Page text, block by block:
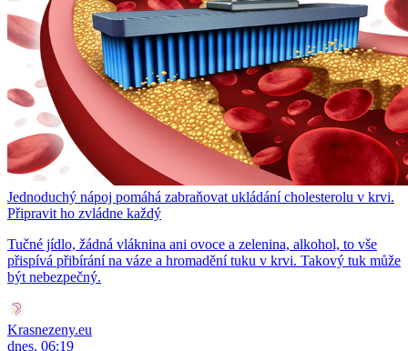
Jednoduchý nápoj pomáhá zabraňovat ukládání cholesterolu v krvi.
Připravit ho zvládne každý
Tučné jídlo, žádná vláknina ani ovoce a zelenina, alkohol, to vše
přispívá přibírání na váze a hromadění tuku v krvi. Takový tuk může
být nebezpečný.
Krasnezeny.eu
dnes, 06:19